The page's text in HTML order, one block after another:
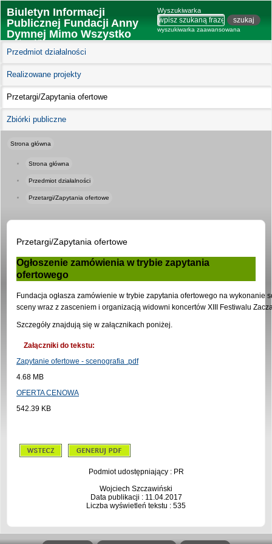
Biuletyn Informacji
Publicznej Fundacji Anny
Dymnej Mimo Wszystko
wersja mobilna
Wyszukiwarka
wyszukiwarka zaawansowana
Przedmiot działalności
Realizowane projekty
Przetargi/Zapytania ofertowe
Zbiórki publiczne
Strona główna
Strona główna
Przedmiot działalności
Przetargi/Zapytania ofertowe
Przetargi/Zapytania ofertowe
Ogłoszenie zamówienia w trybie zapytania
ofertowego
Fundacja ogłasza zamówienie w trybie zapytania ofertowego na wykonanie
sceny wraz z zasceniem i organizacją widowni koncertów XIII Festiwalu
Szczegóły znajdują się w załącznikach poniżej.
Załączniki do tekstu:
Zapytanie ofertowe - scenografia .pdf
4.68 MB
OFERTA CENOWA
542.39 KB
Podmiot udostępniający : PR
Wojciech Szczawiński
Data publikacji : 11.04.2017
Liczba wyświetleń tekstu : 535